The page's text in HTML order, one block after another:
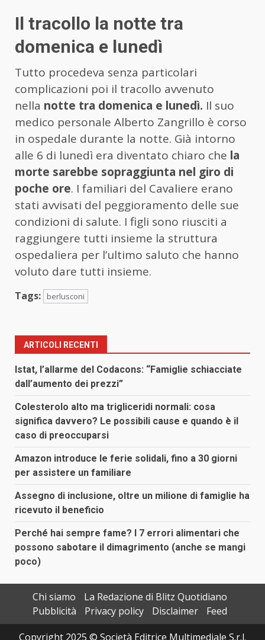
Il tracollo la notte tra
domenica e lunedì
Tutto procedeva senza particolari
complicazioni poi il tracollo avvenuto
nella notte tra domenica e lunedì. Il suo
medico personale Alberto Zangrillo è corso
in ospedale durante la notte. Già intorno
alle 6 di lunedì era diventato chiaro che la
morte sarebbe sopraggiunta nel giro di
poche ore. I familiari del Cavaliere erano
stati avvisati del peggioramento delle sue
condizioni di salute. I figli sono riusciti a
raggiungere tutti insieme la struttura
ospedaliera per l’ultimo saluto che hanno
voluto dare tutti insieme.
Tags: berlusconi
ARTICOLI RECENTI
Istat, l’allarme del Codacons: “Famiglie schiacciate
dall’aumento dei prezzi”
Colesterolo alto ma trigliceridi normali: cosa
significa davvero? Le possibili cause e quando è il
caso di preoccuparsi
Amazon introduce le ferie solidali, fino a 30 giorni
per assistere un familiare
Assegno di inclusione, oltre un milione di famiglie ha
ricevuto il beneficio
Perché hai sempre fame? I 7 errori alimentari che
possono sabotare il dimagrimento (anche se mangi
poco)
Chi siamo
La Redazione di Blitz Quotidiano
Pubblicità
Privacy policy Disclaimer
Feed
Copyright 2025 © Società Editrice Multimediale S.r.l.